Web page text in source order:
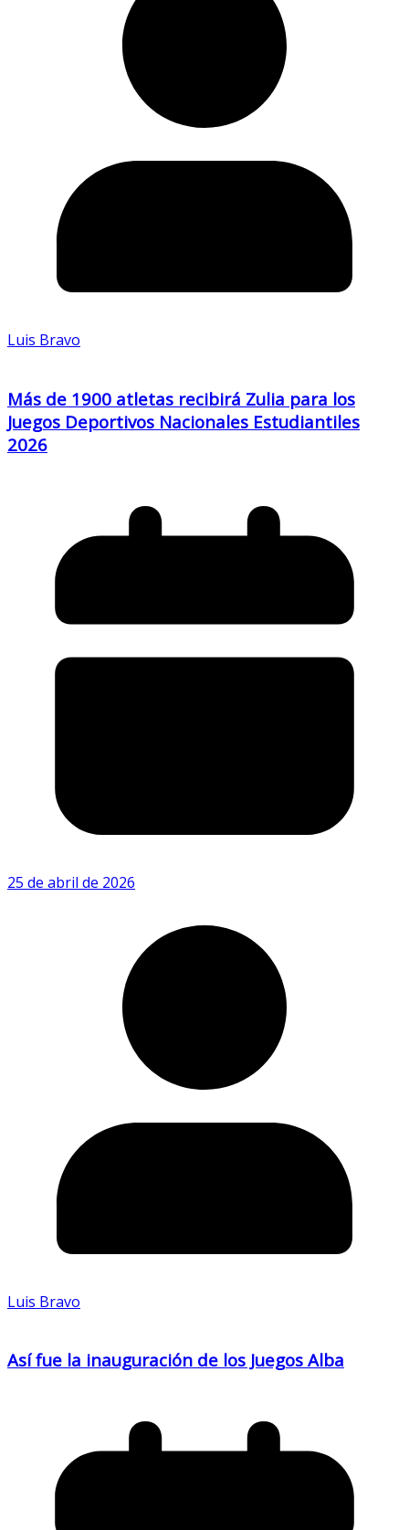
Luis Bravo
Más de 1900 atletas recibirá Zulia para los
Juegos Deportivos Nacionales Estudiantiles
2026
25 de abril de 2026
Luis Bravo
Así fue la inauguración de los Juegos Alba